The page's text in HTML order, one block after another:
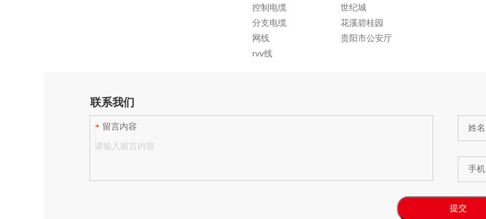
这是由于在系统或设备中是作为构成线路或线圈而使用的特征所决定的。所以研究分析线缆产品的结构组
根据传输频率的快慢网线会有不同级别的区分，而从外观上看，网线可以被分成扁平网线以及圆形网线。
那么，这两种网线有哪些区别，装修布线时又该怎么选择呢？ 外观.....
柔性电缆是拖曳运动系统中动力传输材料和信号传输载体的主要选电缆，也称为拖曳电缆、拖曳电缆、
控制电缆
分支电缆
网线
rvv线
世纪城
花溪碧桂园
贵阳市公安厅
联系我们
* 留言内容 姓名
手机
提交